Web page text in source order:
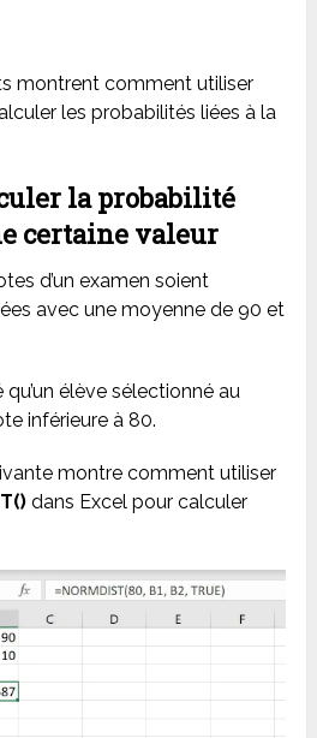
montrent comment utiliser
les probabilités liées à la
la probabilité
certaine valeur
d’un examen soient
avec une moyenne de 90 et
élève sélectionné au
inférieure à 80.
montre comment utiliser
dans Excel pour calculer